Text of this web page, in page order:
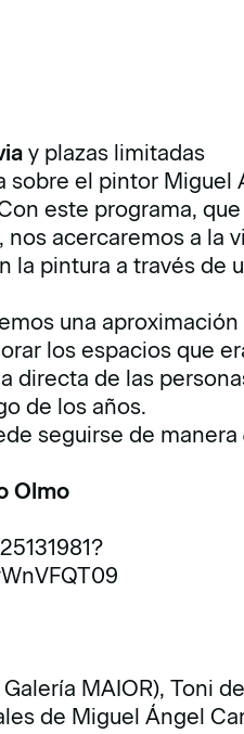
y plazas limitadas
sobre el pintor Miguel
este programa,
acercaremos a la
pintura a través de
una
los espacios que
directa de las
de los años.
seguirse de manera
Olmo
MAIOR), Toni
de Miguel Ángel